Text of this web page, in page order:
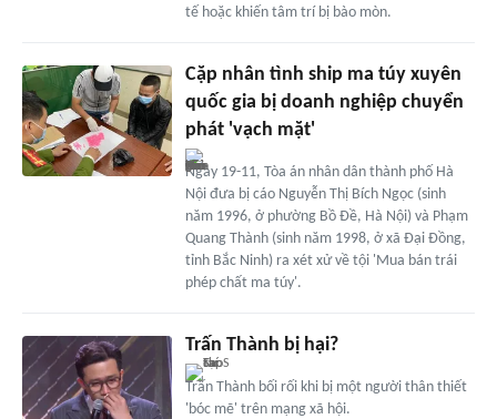
tế hoặc khiến tâm trí bị bào mòn.
Cặp nhân tình ship ma túy xuyên
quốc gia bị doanh nghiệp chuyển
phát 'vạch mặt'
Ngày 19-11, Tòa án nhân dân thành phố Hà
Nội đưa bị cáo Nguyễn Thị Bích Ngọc (sinh
năm 1996, ở phường Bồ Đề, Hà Nội) và Phạm
Quang Thành (sinh năm 1998, ở xã Đại Đồng,
tỉnh Bắc Ninh) ra xét xử về tội 'Mua bán trái
phép chất ma túy'.
Trấn Thành bị hại?
Trấn Thành bối rối khi bị một người thân thiết
'bóc mẽ' trên mạng xã hội.